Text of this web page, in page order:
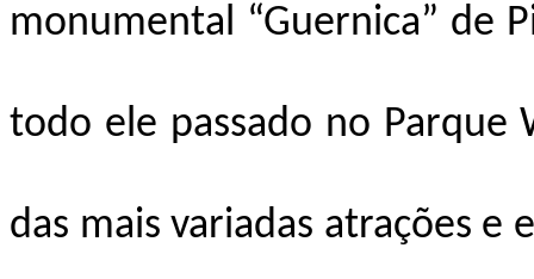
monumental “Guernica” de
todo ele passado no Parque
das mais variadas atrações e